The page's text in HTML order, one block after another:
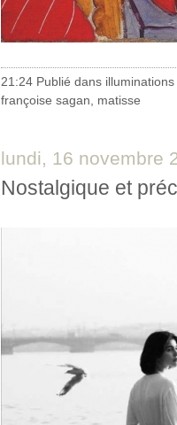
21:24 Publié dans illuminations
françoise sagan
matisse
lundi, 16 novembre
Nostalgique et